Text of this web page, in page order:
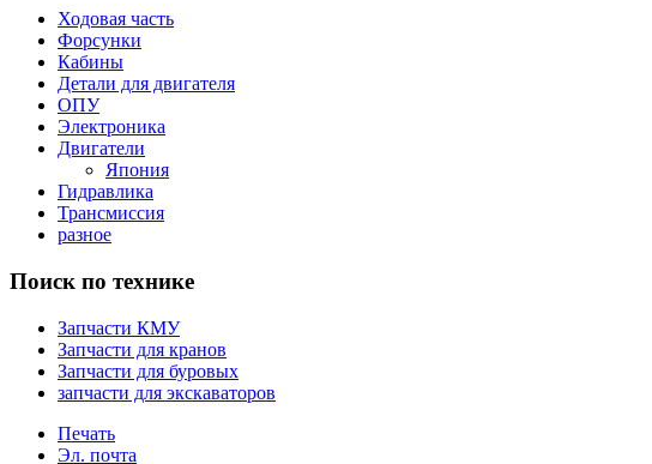
Ходовая часть
Форсунки
Кабины
Детали для двигателя
ОПУ
Электроника
Двигатели
Япония
Гидравлика
Трансмиссия
разное
Поиск по технике
Запчасти КМУ
Запчасти для кранов
Запчасти для буровых
запчасти для экскаваторов
Печать
Эл. почта